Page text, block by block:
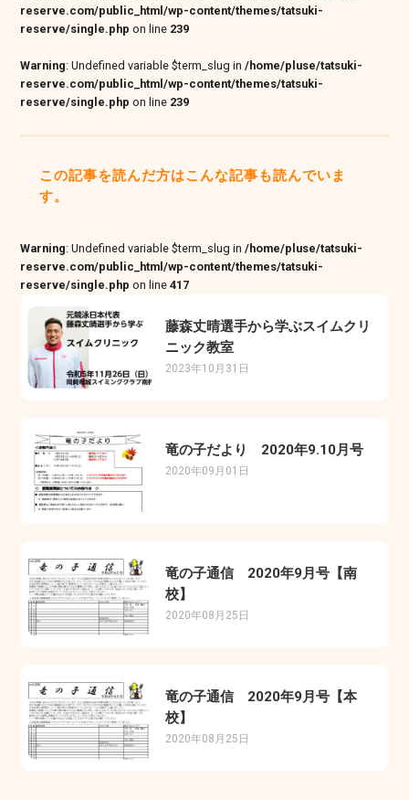
reserve.com/public_html/wp-content/themes/tatsuki-
reserve/single.php on line 239
Warning: Undefined variable $term_slug in/home/pluse/tatsuki-
reserve.com/public_html/wp-content/themes/tatsuki-
reserve/single.php on line 239
この記事を読んだ方はこんな記事も読んでいま
す。
Warning: Undefined variable $term_slug in/home/pluse/tatsuki-
reserve.com/public_html/wp-content/themes/tatsuki-
reserve/single.php on line417
藤森丈晴選手から学ぶスイムクリ
ニック教室
2023年10月31日
竜の子だより 2020年9.10月号
2020年09月01日
竜の子通信 2020年9月号【南
校】
2020年08月25日
竜の子通信 2020年9月号【本
校】
2020年08月25日